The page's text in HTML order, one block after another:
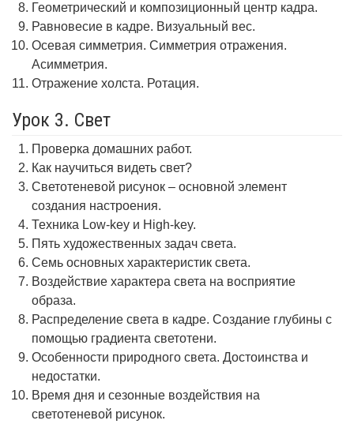
Геометрический и композиционный центр кадра.
Равновесие в кадре. Визуальный вес.
Осевая симметрия. Симметрия отражения.
Асимметрия.
Отражение холста. Ротация.
Урок 3. Свет
Проверка домашних работ.
Как научиться видеть свет?
Светотеневой рисунок – основной элемент
создания настроения.
Техника Low-key и High-key.
Пять художественных задач света.
Семь основных характеристик света.
Воздействие характера света на восприятие
образа.
Распределение света в кадре. Создание глубины с
помощью градиента светотени.
Особенности природного света. Достоинства и
недостатки.
Время дня и сезонные воздействия на
светотеневой рисунок.